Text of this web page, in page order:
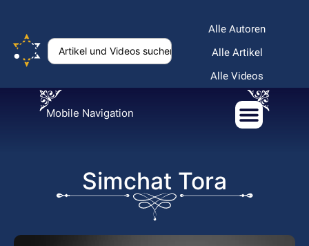
Alle Autoren
Alle Artikel
Alle Videos
Mobile Navigation
Simchat Tora